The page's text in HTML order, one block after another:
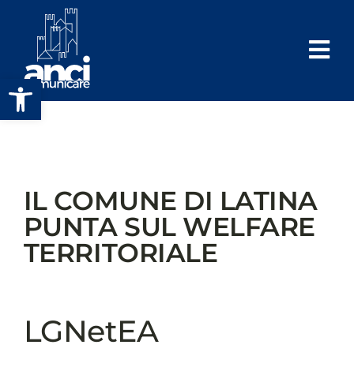
Apri la barra degli strumenti
contenuto
IL COMUNE DI LATINA
PUNTA SUL WELFARE
TERRITORIALE
LGNetEA